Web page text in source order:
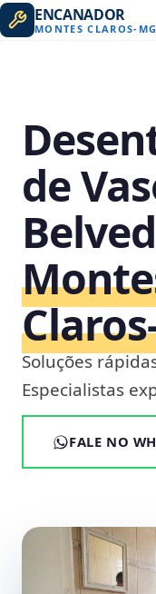
ENCANADOR
MONTES CLAROS- MG
de
Soluções
Especialistas
FALE NO